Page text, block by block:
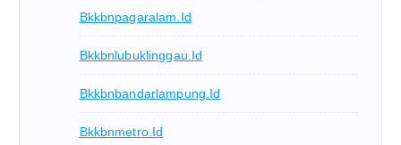
Bkkbnpagaralam.id
Bkkbnlubuklinggau.id
Bkkbnbandarlampung.id
Bkkbnmetro.id